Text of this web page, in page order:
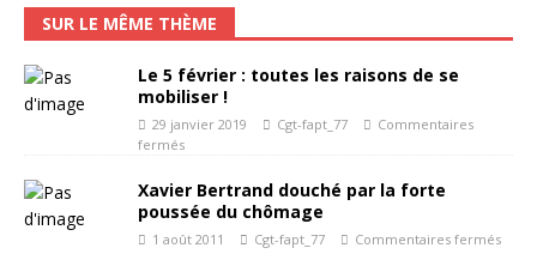
SUR LE MÊME THÈME
Le 5 février : toutes les raisons de se
mobiliser !
29 janvier 2019 Cgt-fapt_77
Commentaires
fermés
Xavier Bertrand douché par la forte
poussée du chômage
1 août 2011 Cgt-fapt_77 Commentaires fermés